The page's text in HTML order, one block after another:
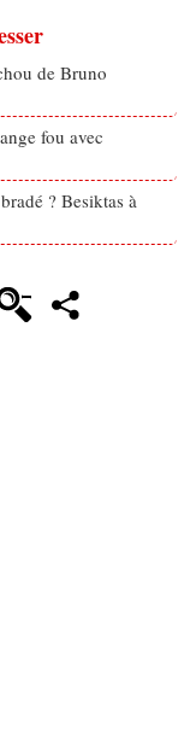
de Bruno
fou avec
? Besiktas à